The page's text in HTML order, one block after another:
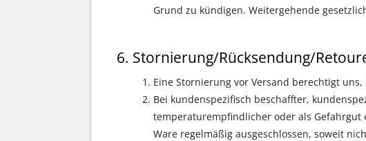
Grund zu kündigen. Weitergehende
Stornierung/Rücksendung/
Eine Stornierung vor Versand berechtigt
Bei kundenspezifisch beschaffter,
temperaturempfindlicher oder als Gefahrgut
Ware regelmäßig ausgeschlossen, soweit